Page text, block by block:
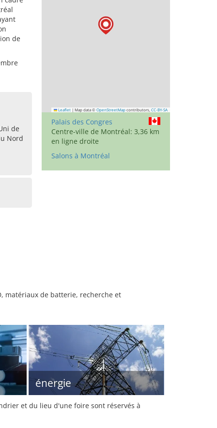
de
de
Nord
Leaflet | Map data © OpenStreetMap contributors, CC-BY-SA
Palais des Congres
Centre-ville de Montréal: 3,36 km
en ligne droite
Salons à Montréal
matériaux de batterie, recherche et
énergie
et du lieu d'une foire sont réservés à